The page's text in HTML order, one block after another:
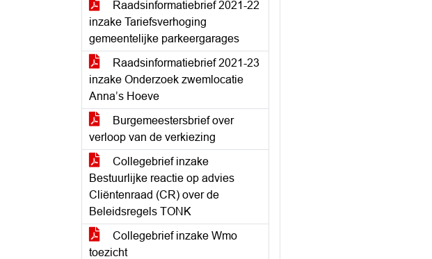
Raadsinformatiebrief 2021-22
inzake Tariefsverhoging
gemeentelijke parkeergarages
Raadsinformatiebrief 2021-23
inzake Onderzoek zwemlocatie
Anna’s Hoeve
Burgemeestersbrief over
verloop van de verkiezing
Collegebrief inzake
Bestuurlijke reactie op advies
Cliëntenraad (CR) over de
Beleidsregels TONK
Collegebrief inzake Wmo
toezicht